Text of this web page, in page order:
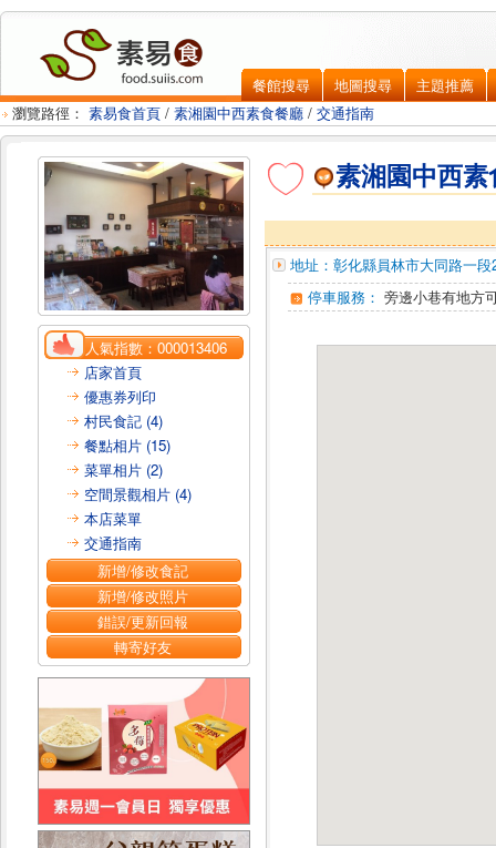
餐館搜尋 地圖搜尋
主題推薦
瀏覽路徑： 素易食首頁 / 素湘園中西素食餐廳 / 交通指南
人氣指數：000013406
店家首頁
優惠券列印
村民食記 (4)
餐點相片 (15)
菜單相片 (2)
空間景觀相片 (4)
本店菜單
交通指南
新增/修改食記
新增/修改照片
錯誤/更新回報
轉寄好友
素湘園中西素
地址： 彰化縣員林市大同路一
停車服務： 旁邊小巷有地方